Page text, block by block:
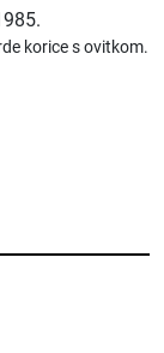
korice s ovitkom.